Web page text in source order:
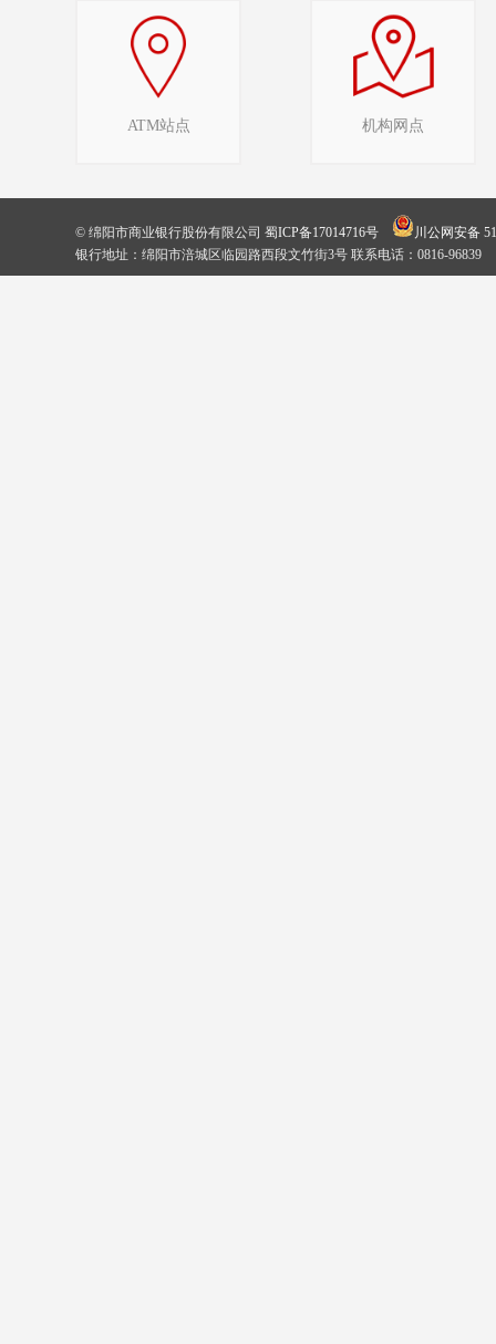
ATM站点 机构网点
© 绵阳市商业银行股份有限公司 蜀ICP备17014716号
川公网安备
银行地址：绵阳市涪城区临园路西段文竹街3号 联系电话：0816-96839